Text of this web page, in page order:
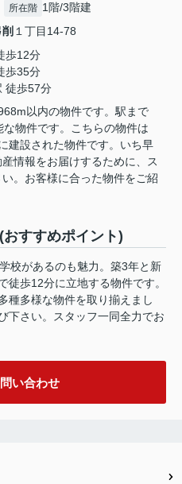
所在階 1階/3階建
１丁目14-78
歩12分
歩35分
徒歩57分
以内の物件です。駅まで
物件です。こちらの物件は
建設された物件です。いち早
情報をお届けするために、ス
。お客様に合った物件をご紹
すすめポイント)
校があるのも魅力。築3年と新
徒歩12分に立地する物件です。
種多様な物件を取り揃えまし
下さい。スタッフ一同全力でお
い合わせ